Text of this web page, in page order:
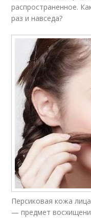
распространенное.
раз и навседа?
Персиковая кожа
— предмет